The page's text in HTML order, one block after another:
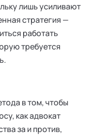
лишь усиливают
стратегия —
работать
требуется
в том, чтобы
как адвокат
за и против,